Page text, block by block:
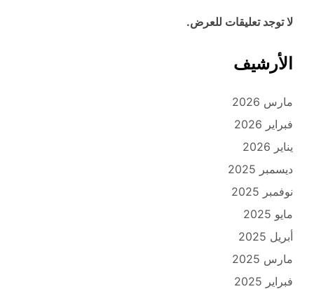
لا توجد تعليقات للعرض.
الأرشيف
مارس 2026
فبراير 2026
يناير 2026
ديسمبر 2025
نوفمبر 2025
مايو 2025
أبريل 2025
مارس 2025
فبراير 2025